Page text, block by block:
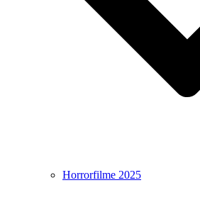
Horrorfilme 2025